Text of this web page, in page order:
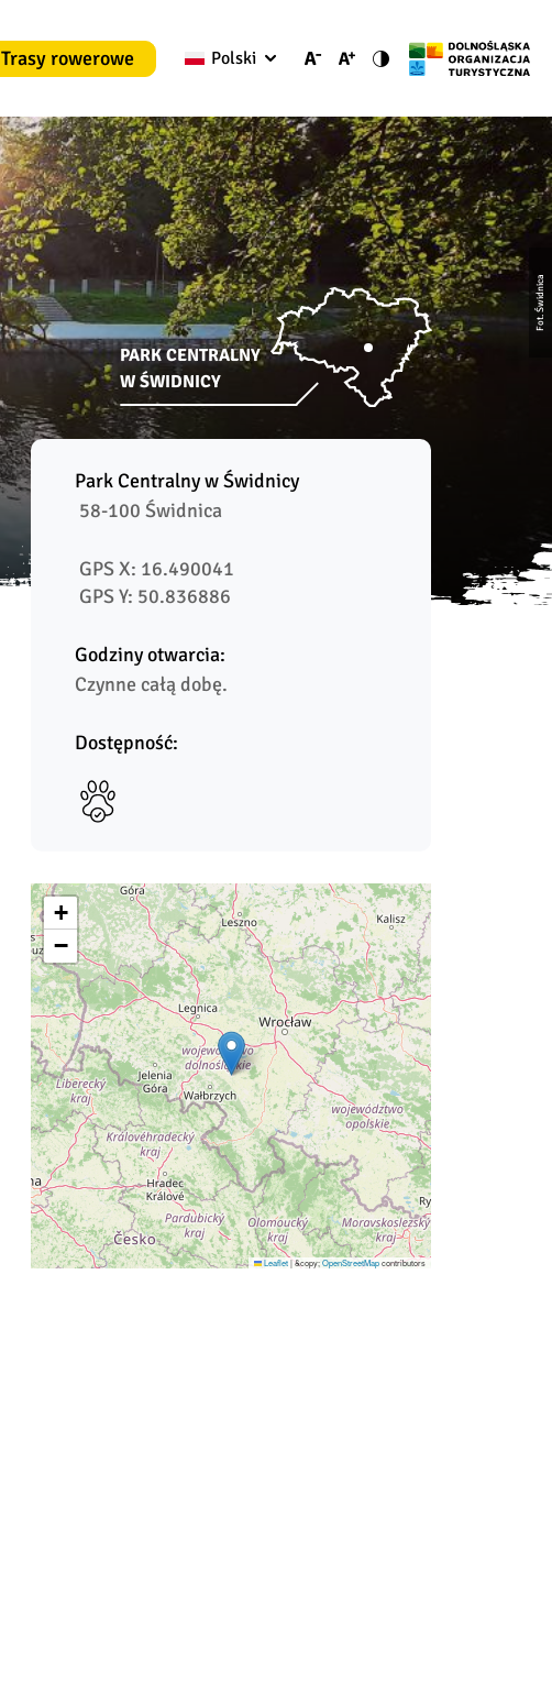
Trasy rowerowe Polski
Fot. Świdnica
PARK CENTRALNY
W ŚWIDNICY
Park Centralny w Świdnicy
58-100 Świdnica
GPS X: 16.490041
GPS Y: 50.836886
Godziny otwarcia:
Czynne całą dobę.
Dostępność:
+
−
Leaflet |&copy;OpenStreetMapcontributors